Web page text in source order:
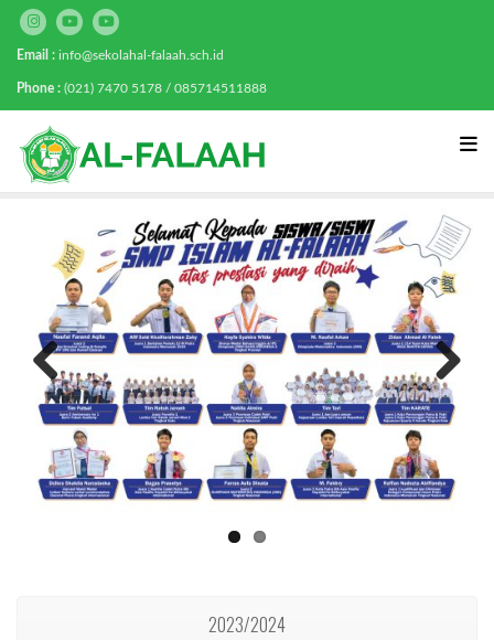
Email : info@sekolahal-falaah.sch.id
Phone : (021) 7470 5178 / 085714511888
Previous Next
2023/2024